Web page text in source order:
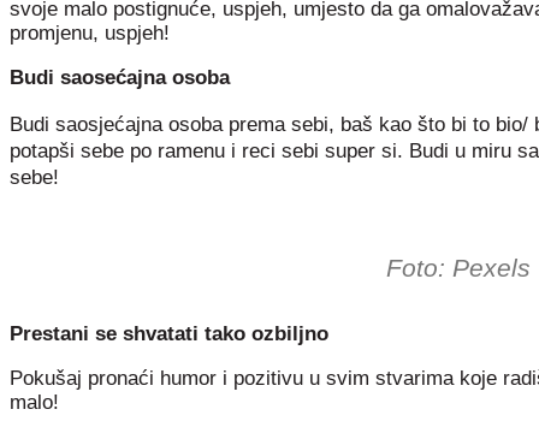
svoje malo postignuće, uspjeh, umjesto da ga
promjenu, uspjeh!
Budi saosećajna osoba
Budi saosjećajna osoba prema sebi, baš kao što bi to
potapši sebe po ramenu i reci sebi super si. Budi u miru
sebe!
Foto: Pexels
Prestani se shvatati tako ozbiljno
Pokušaj pronaći humor i pozitivu u svim stvarima koje
malo!